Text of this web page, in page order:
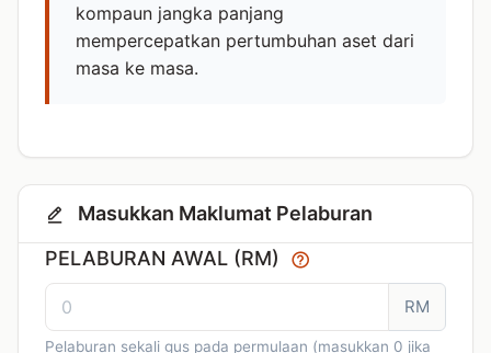
kompaun jangka panjang
mempercepatkan pertumbuhan aset dari
masa ke masa.
Masukkan Maklumat Pelaburan
PELABURAN AWAL (RM)
RM
Pelaburan sekali gus pada permulaan (masukkan 0 jika